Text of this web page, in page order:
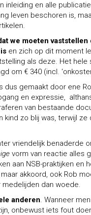
inleiding en alle
leven beschoren is,
we moeten
en zich op dit moment
als deze. Het
om € 340 (incl.
gemaakt door ene
en expressie,
van bestaande
kind zo blij was, terwijl
vriendelijk benaderde
vorm van reactie alles
aan NSB-praktijken
akkoord, ook Rob
dan woede.
anderen. Wanneer
onbewust iets fout